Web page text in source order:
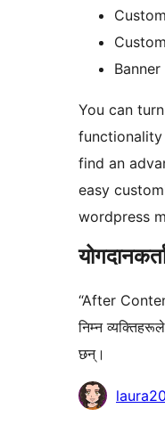
Banner
You can
find an
easy
wordpress
“After
निम्न
छन्।
योगदानकर्ताहरू
laura20